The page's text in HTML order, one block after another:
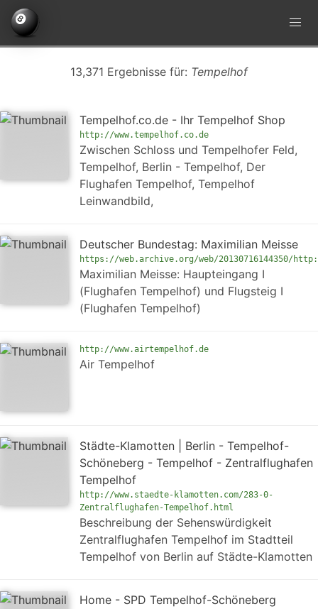
13,371 Ergebnisse für: Tempelhof
Tempelhof.co.de - Ihr Tempelhof Shop
http://www.tempelhof.co.de
Zwischen Schloss und Tempelhofer Feld,
Tempelhof, Berlin - Tempelhof, Der
Flughafen Tempelhof, Tempelhof
Leinwandbild,
Deutscher Bundestag: Maximilian Meisse
https://web.archive.org/web/20130716144350/
Maximilian Meisse: Haupteingang I
(Flughafen Tempelhof) und Flugsteig I
(Flughafen Tempelhof)
http://www.airtempelhof.de
Air Tempelhof
Städte-Klamotten | Berlin - Tempelhof-
Schöneberg - Tempelhof - Zentralflughafen
Tempelhof
http://www.staedte-klamotten.com/283-0-
Zentralflughafen-Tempelhof.html
Beschreibung der Sehenswürdigkeit
Zentralflughafen Tempelhof im Stadtteil
Tempelhof von Berlin auf Städte-Klamotten
Home - SPD Tempelhof-Schöneberg